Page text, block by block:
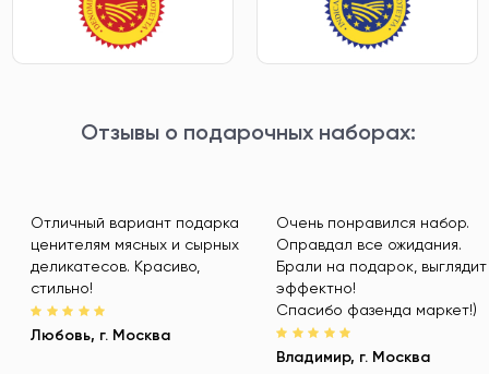
Отзывы о подарочных наборах:
Отличный вариант подарка
ценителям мясных и сырных
деликатесов. Красиво,
стильно!
Любовь, г. Москва
Очень понравился набор.
Оправдал все ожидания.
Брали на подарок, выглядит
эффектно!
Спасибо фазенда маркет!)
Владимир, г. Москва